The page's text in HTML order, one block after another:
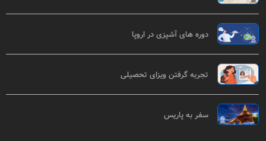
دوره های آشپزی در اروپا
تجربه گرفتن ویزای تحصیلی
سفر به پاریس